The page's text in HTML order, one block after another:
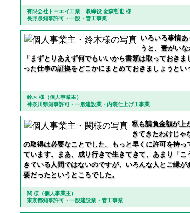
有限会社トーエイ工業 取締役 金森哲也 様
長野県知事許可・一般・管工事業
鈴木 様（個人事業主）
神奈川県知事許可・一般建設業・内装仕上げ工事業
いろいろ事情
うと、妻がい
「まずとりあえず何でもいいから書類は取っておき
った仕事の証拠をどこかにまとめておきましょうとい
関 様（個人事業主）
東京都知事許可・一般建設業・管工事業
私も請負金額が上
きてきたわけじゃ
の取得は必要なことでした。もっと早くに許可を持
ています。まあ、成り行きで生きてきて、あまり「
きている人間ではないのですが、いろんな人とご縁
要だったというところでした。